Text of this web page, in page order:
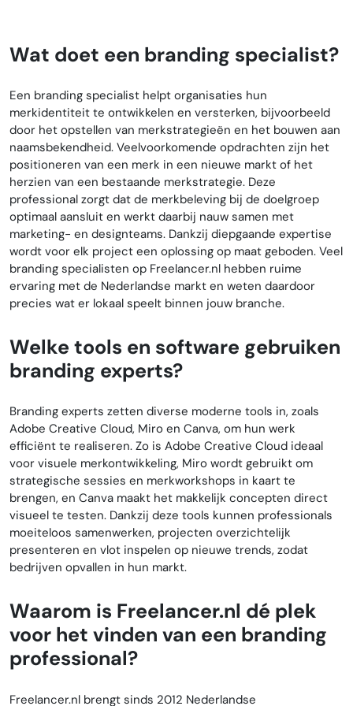
Wat doet een branding specialist?
Een branding specialist helpt organisaties hun
merkidentiteit te ontwikkelen en versterken, bijvoorbeeld
door het opstellen van merkstrategieën en het bouwen aan
naamsbekendheid. Veelvoorkomende opdrachten zijn het
positioneren van een merk in een nieuwe markt of het
herzien van een bestaande merkstrategie. Deze
professional zorgt dat de merkbeleving bij de doelgroep
optimaal aansluit en werkt daarbij nauw samen met
marketing- en designteams. Dankzij diepgaande expertise
wordt voor elk project een oplossing op maat geboden. Veel
branding specialisten op Freelancer.nl hebben ruime
ervaring met de Nederlandse markt en weten daardoor
precies wat er lokaal speelt binnen jouw branche.
Welke tools en software gebruiken
branding experts?
Branding experts zetten diverse moderne tools in, zoals
Adobe Creative Cloud, Miro en Canva, om hun werk
efficiënt te realiseren. Zo is Adobe Creative Cloud ideaal
voor visuele merkontwikkeling, Miro wordt gebruikt om
strategische sessies en merkworkshops in kaart te
brengen, en Canva maakt het makkelijk concepten direct
visueel te testen. Dankzij deze tools kunnen professionals
moeiteloos samenwerken, projecten overzichtelijk
presenteren en vlot inspelen op nieuwe trends, zodat
bedrijven opvallen in hun markt.
Waarom is Freelancer.nl dé plek
voor het vinden van een branding
professional?
Freelancer.nl brengt sinds 2012 Nederlandse